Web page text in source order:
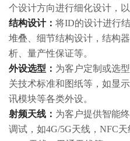
个设计方向进行细化设计，
结构设计： 将ID的设计进行
堆叠、细节结构设计，结构
析、量产性保证等。
外设选型： 为客户定制或选
关技术标准和图纸等，如显
讯模块等各类外设。
射频天线： 为客户提供智能
调试，如4G/5G天线，NFC天